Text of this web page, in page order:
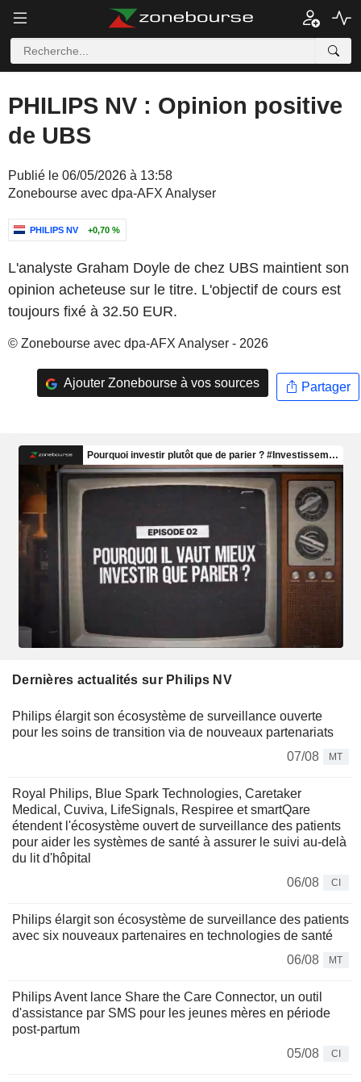
PHILIPS NV : Opinion positive
de UBS
Publié le 06/05/2026 à 13:58
Zonebourse avec dpa-AFX Analyser
PHILIPS NV +0,70 %
L'analyste Graham Doyle de chez UBS maintient son
opinion acheteuse sur le titre. L'objectif de cours est
toujours fixé à 32.50 EUR.
© Zonebourse avec dpa-AFX Analyser - 2026
Ajouter Zonebourse à vos sources Partager
Dernières actualités sur Philips NV
Philips élargit son écosystème de surveillance ouverte
pour les soins de transition via de nouveaux partenariats
07/08
MT
Royal Philips, Blue Spark Technologies, Caretaker
Medical, Cuviva, LifeSignals, Respiree et smartQare
étendent l'écosystème ouvert de surveillance des patients
pour aider les systèmes de santé à assurer le suivi au-delà
du lit d'hôpital
06/08
CI
Philips élargit son écosystème de surveillance des patients
avec six nouveaux partenaires en technologies de santé
06/08
MT
Philips Avent lance Share the Care Connector, un outil
d'assistance par SMS pour les jeunes mères en période
post-partum
05/08
CI